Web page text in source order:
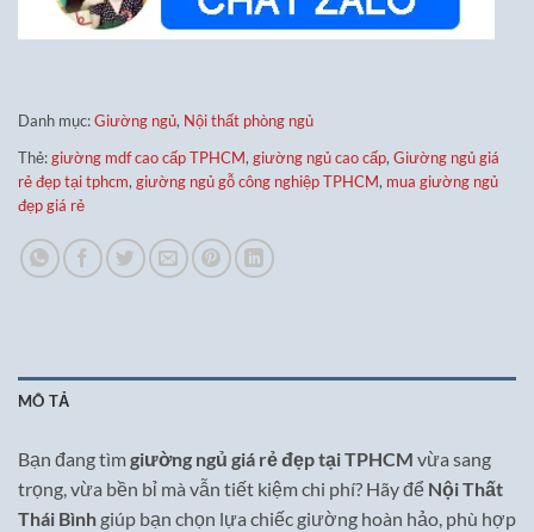
Danh mục:Giường ngủ, Nội thất phòng ngủ
Thẻ:giường mdf cao cấp TPHCM, giường ngủ cao cấp, Giường ngủ giá
rẻ đẹp tại tphcm, giường ngủ gỗ công nghiệp TPHCM, mua giường ngủ
đẹp giá rẻ
MÔ TẢ
Bạn đang tìmgiường ngủ giá rẻ đẹp tại TPHCM vừa sang
trọng, vừa bền bỉ mà vẫn tiết kiệm chi phí? Hãy để Nội Thất
Thái Bình giúp bạn chọn lựa chiếc giường hoàn hảo, phù hợp